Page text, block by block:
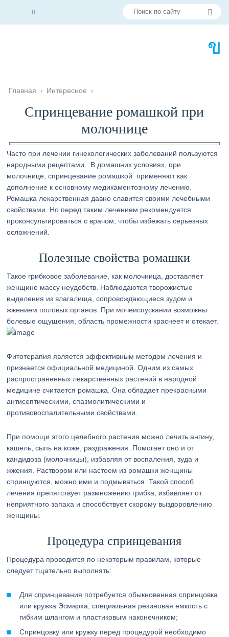
Главная › Интересное ›
Спринцевание ромашкой при
молочнице
Часто при лечении гинекологических заболеваний пользуются
народными рецептами. В домашних условиях, при
молочнице, спринцевание ромашкой применяют как
дополнение к основному медикаментозному лечению.
Ромашка лекарственная давно славится своими лечебными
свойствами. Но перед таким лечением рекомендуется
проконсультироваться с врачом, чтобы избежать серьезных
осложнений.
Полезные свойства ромашки
Такое грибковое заболевание, как молочница, доставляет
женщине массу неудобств. Наблюдаются творожистые
выделения из влагалища, сопровождающиеся зудом и
жжением половых органов. При мочеиспускании возможны
болевые ощущения, область промежности краснеет и отекает.
Фитотерапия является эффективным методом лечения и
признается официальной медициной. Одним из самых
распространенных лекарственных растений в народной
медицине считается ромашка. Она обладает прекрасными
антисептическими, спазмолитическими и
противовоспалительными свойствами.
При помощи этого целебного растения можно лечить ангину,
кашель, сыпь на коже, раздражения. Помогает оно и от
кандидоза (молочницы), избавляя от воспаления, зуда и
жжения. Раствором или настоем из ромашки женщины
спринцуются, можно ими и подмываться. Такой способ
лечения препятствует размножению грибка, избавляет от
неприятного запаха и способствует скорому выздоровлению
женщины.
Процедура спринцевания
Процедура проводится по некоторым правилам, которые
следует тщательно выполнять:
Для спринцевания потребуется обыкновенная спринцовка
или кружка Эсмарха, специальная резиновая емкость с
гибким шлангом и пластиковым наконечником;
Спринцовку или кружку перед процедурой необходимо